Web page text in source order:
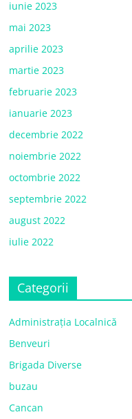
iunie 2023
mai 2023
aprilie 2023
martie 2023
februarie 2023
ianuarie 2023
decembrie 2022
noiembrie 2022
octombrie 2022
septembrie 2022
august 2022
iulie 2022
Categorii
Administrația Localnică
Benveuri
Brigada Diverse
buzau
Cancan